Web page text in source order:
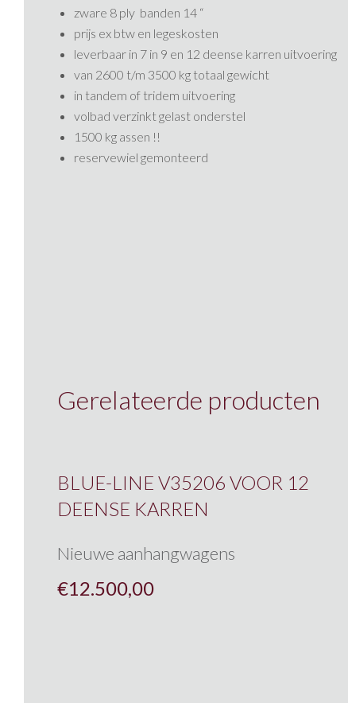
zware 8 ply banden 14 “
prijs ex btw en legeskosten
leverbaar in 7 in 9 en 12 deense karren uitvoering
van 2600 t/m 3500 kg totaal gewicht
in tandem of tridem uitvoering
volbad verzinkt gelast onderstel
1500 kg assen !!
reservewiel gemonteerd
Gerelateerde producten
BLUE-LINE V35206 VOOR 12
DEENSE KARREN
Nieuwe aanhangwagens
€12.500,00